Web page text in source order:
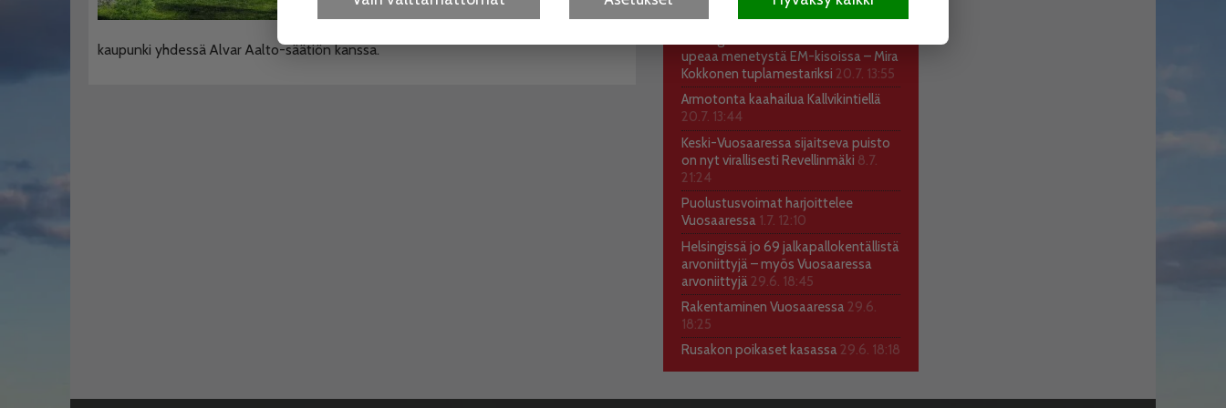
monipuolistamiseen. Arkkitehti- ja
kaupunki yhdessä Alvar Aalto-säätiön kanssa.
30.7. 18:04
upeaa menetystä EM-kisoissa – Mira
Kokkonen tuplamestariksi 20.7. 13:55
Armotonta kaahailua Kallvikintiellä
20.7. 13:44
Keski-Vuosaaressa sijaitseva puisto
on nyt virallisesti Revellinmäki 8.7.
21:24
Puolustusvoimat harjoittelee
Vuosaaressa 1.7. 12:10
Helsingissä jo 69 jalkapallokentällistä
arvoniittyjä – myös Vuosaaressa
arvoniittyjä 29.6. 18:45
Rakentaminen Vuosaaressa 29.6.
18:25
Rusakon poikaset kasassa 29.6. 18:18